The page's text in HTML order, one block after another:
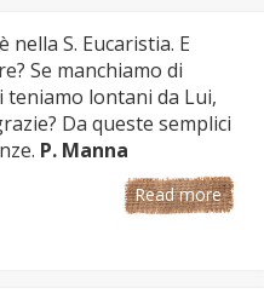
S. Eucaristia. E
Se manchiamo di
teniamo lontani da Lui,
Da queste semplici
P. Manna
Read more